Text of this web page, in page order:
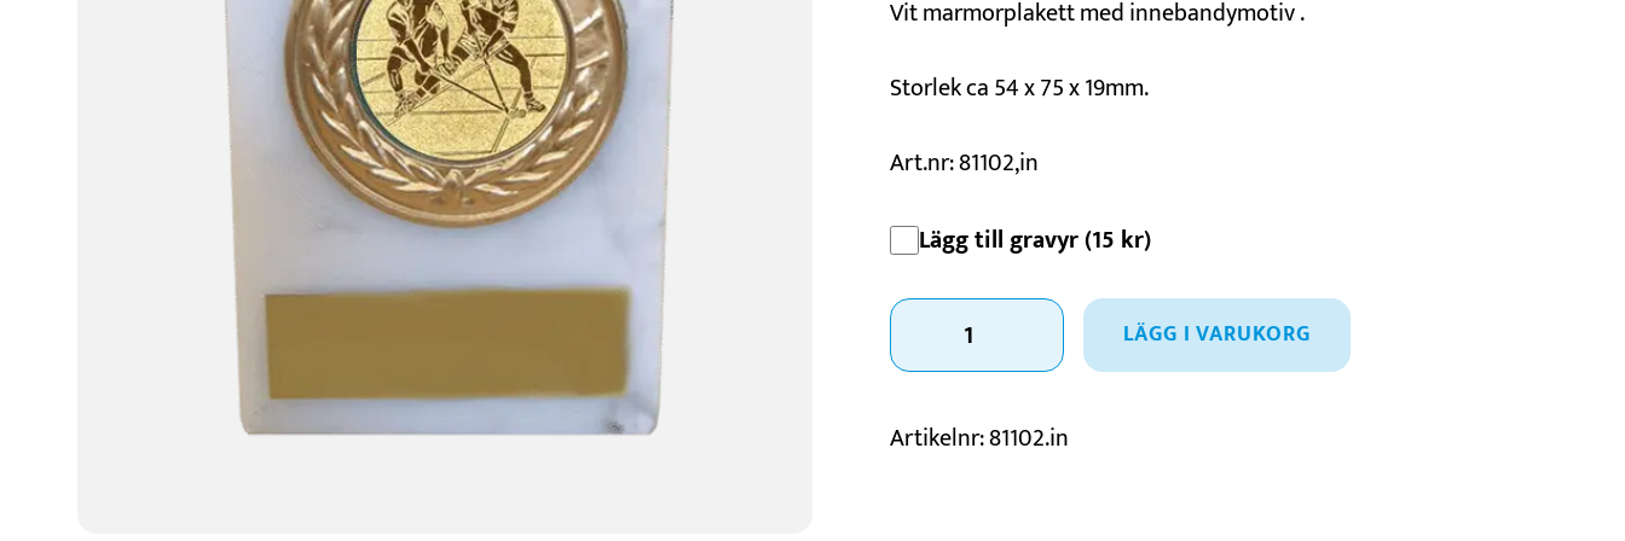
Konståkning
Motorsport
Padel
Schack
Vit marmorplakett med innebandymotiv .
Storlek ca 54 x 75 x 19mm.
Art.nr: 81102,in
Lägg till gravyr (15 kr)
Marmorplakett
innebandy
LÄGG I VARUKORG
Artikelnr:81102.in